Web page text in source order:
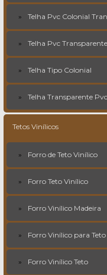
Telha Pvc Colonial
Telha Pvc Transparente
Telha Tipo Colonial
Telha Transparente Pvc
Tetos Vinílicos
Forro de Teto Vinílico
Forro Teto Vinílico
Forro Vinílico Madeira
Forro Vinílico para Teto
Forro Vinílico Teto